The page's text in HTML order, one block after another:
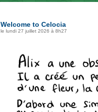
Welcome to Celocia
le lundi 27 juillet 2026 à 8h27